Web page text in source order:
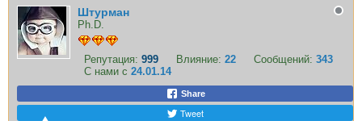
Штурман
Ph.D.
Репутация: 999 Влияние: 22 Сообщений: 343
С нами с 24.01.14
Share
Tweet